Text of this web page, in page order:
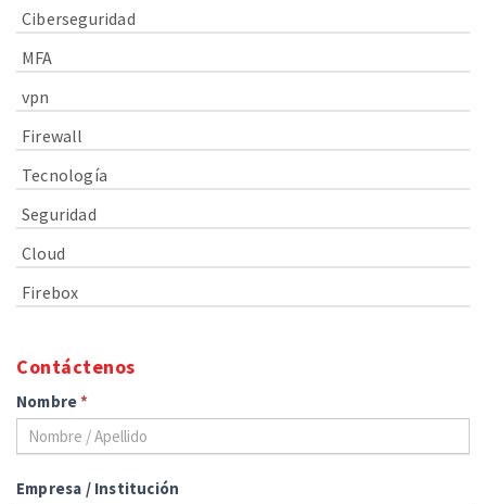
Ciberseguridad
MFA
vpn
Firewall
Tecnología
Seguridad
Cloud
Firebox
Contáctenos
Nombre*
Empresa / Institución